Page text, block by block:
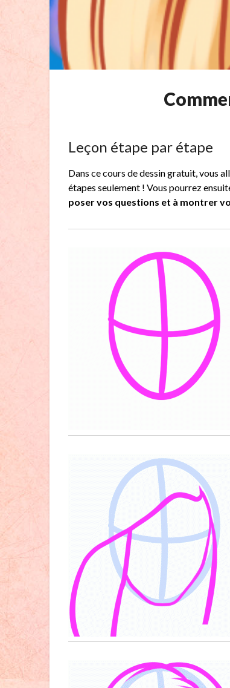
Leçon étape par étape
Dans ce cours de dessin gratuit, vous
étapes seulement ! Vous pourrez
poser vos questions et à montrer